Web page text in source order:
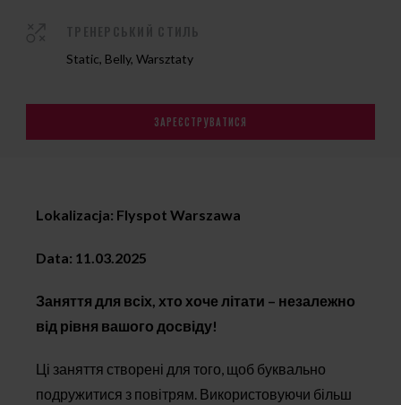
Static, Belly, Warsztaty
ЗАРЕЄСТРУВАТИСЯ
Lokalizacja: Flyspot Warszawa
Data: 11.03.2025
Заняття для всіх, хто хоче літати – незалежно
від рівня вашого досвіду!
Ці заняття створені для того, щоб буквально
подружитися з повітрям. Використовуючи більш